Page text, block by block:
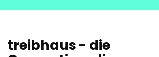
treibhaus - die